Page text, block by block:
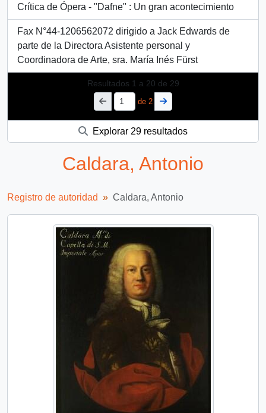
Crítica de Ópera - "Dafne" : Un gran acontecimiento
Fax N°44-1206562072 dirigido a Jack Edwards de
parte de la Directora Asistente personal y
Coordinadora de Arte, sra. María Inés Fürst
Resultados 1 a 20 de 29
de 2
Explorar 29 resultados
Caldara, Antonio
Registro de autoridad Caldara, Antonio